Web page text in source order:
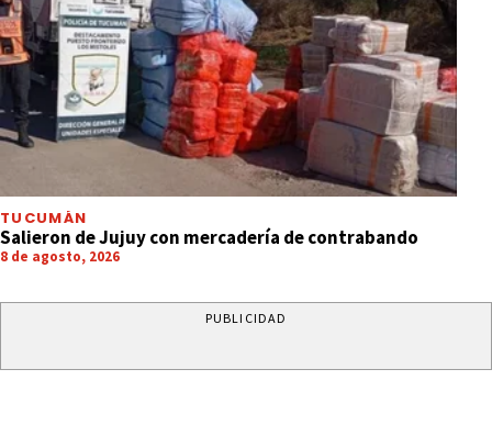
TUCUMÁN
Salieron de Jujuy con mercadería de contrabando
8 de agosto, 2026
PUBLICIDAD